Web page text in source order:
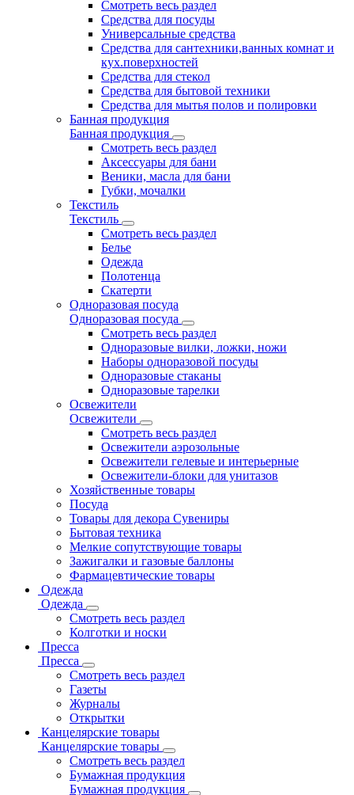
Смотреть весь раздел
Средства для посуды
Универсальные средства
Средства для сантехники,ванных комнат и
кух.поверхностей
Средства для стекол
Средства для бытовой техники
Средства для мытья полов и полировки
Банная продукция
Банная продукция
Смотреть весь раздел
Аксессуары для бани
Веники, масла для бани
Губки, мочалки
Текстиль
Текстиль
Смотреть весь раздел
Белье
Одежда
Полотенца
Скатерти
Одноразовая посуда
Одноразовая посуда
Смотреть весь раздел
Одноразовые вилки, ложки, ножи
Наборы одноразовой посуды
Одноразовые стаканы
Одноразовые тарелки
Освежители
Освежители
Смотреть весь раздел
Освежители аэрозольные
Освежители гелевые и интерьерные
Освежители-блоки для унитазов
Хозяйственные товары
Посуда
Товары для декора Сувениры
Бытовая техника
Мелкие сопутствующие товары
Зажигалки и газовые баллоны
Фармацевтические товары
Одежда
Одежда
Смотреть весь раздел
Колготки и носки
Пресса
Пресса
Смотреть весь раздел
Газеты
Журналы
Открытки
Канцелярские товары
Канцелярские товары
Смотреть весь раздел
Бумажная продукция
Бумажная продукция